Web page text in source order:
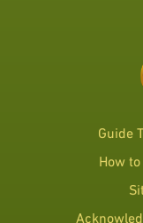
Guide
How